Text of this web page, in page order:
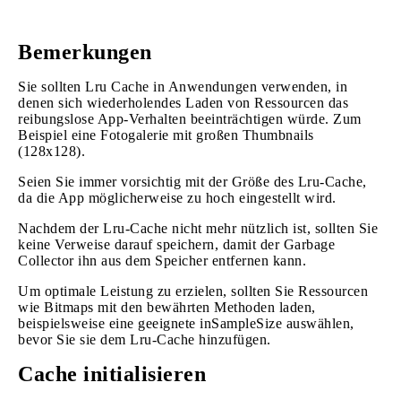
Bemerkungen
Sie sollten Lru Cache in Anwendungen verwenden, in
denen sich wiederholendes Laden von Ressourcen das
reibungslose App-Verhalten beeinträchtigen würde. Zum
Beispiel eine Fotogalerie mit großen Thumbnails
(128x128).
Seien Sie immer vorsichtig mit der Größe des Lru-Cache,
da die App möglicherweise zu hoch eingestellt wird.
Nachdem der Lru-Cache nicht mehr nützlich ist, sollten Sie
keine Verweise darauf speichern, damit der Garbage
Collector ihn aus dem Speicher entfernen kann.
Um optimale Leistung zu erzielen, sollten Sie Ressourcen
wie Bitmaps mit den bewährten Methoden laden,
beispielsweise eine geeignete inSampleSize auswählen,
bevor Sie sie dem Lru-Cache hinzufügen.
Cache initialisieren